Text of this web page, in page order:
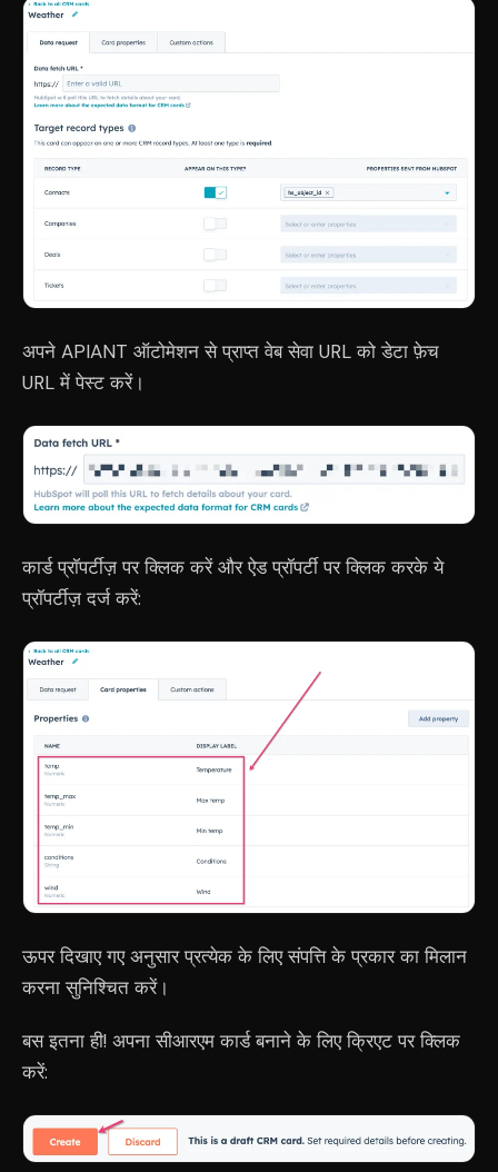
अपने APIANT ऑटोमेशन से प्राप्त वेब सेवा URL को डेटा फ़ेच
URL में पेस्ट करें।
कार्ड प्रॉपर्टीज़ पर क्लिक करें और ऐड प्रॉपर्टी पर क्लिक करके ये
प्रॉपर्टीज़ दर्ज करें:
ऊपर दिखाए गए अनुसार प्रत्येक के लिए संपत्ति के प्रकार का मिलान
करना सुनिश्चित करें।
बस इतना ही! अपना सीआरएम कार्ड बनाने के लिए क्रिएट पर क्लिक
करें: